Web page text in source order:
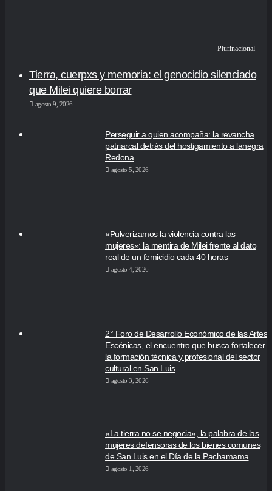
Plurinacional
Tierra, cuerpxs y memoria: el genocidio silenciado
que Milei quiere borrar
agosto 9, 2026
Perseguir a quien acompaña: la revancha
patriarcal detrás del hostigamiento a lanegra
Redona
agosto 5, 2026
«Pulverizamos la violencia contra las
mujeres»: la mentira de Milei frente al dato
real de un femicidio cada 40 horas
agosto 4, 2026
2° Foro de Desarrollo Económico de las Artes
Escénicas, el encuentro que busca fortalecer
la formación técnica y profesional del sector
cultural en San Luis
agosto 3, 2026
«La tierra no se negocia», la palabra de las
mujeres defensoras de los bienes comunes
de San Luis en el Día de la Pachamama
agosto 1, 2026